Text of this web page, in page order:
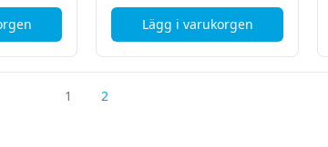
Floor Fan 10 golvfläkt- SvartLägg i varukorgen, Smartmi Air Purifier 3
1 2